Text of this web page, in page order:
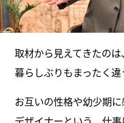
取材から見えてきたのは
暮らしぶりもまったく違
お互いの性格や幼少期